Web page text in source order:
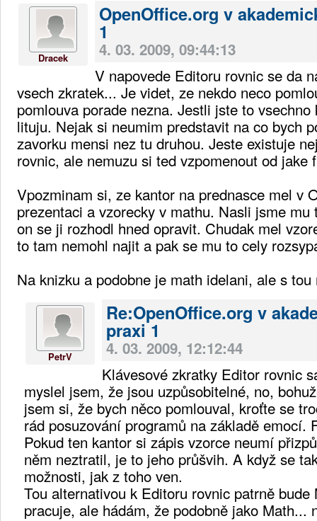
Dracek
OpenOffice.org v
1
4. 03. 2009, 09:44:13
V napovede Editoru rovnic se da
vsech zkratek... Je videt, ze nekdo neco
pomlouva porade nezna. Jestli jste to
lituju. Nejak si neumim predstavit na co bych
zavorku mensi nez tu druhou. Jeste existuje
rovnic, ale nemuzu si ted vzpomenout od jake
Vpozminam si, ze kantor na prednasce mel v
prezentaci a vzorecky v mathu. Nasli jsme
on se ji rozhodl hned opravit. Chudak mel
to tam nemohl najit a pak se mu to cely
Na knizku a podobne je math idelani, ale s
PetrV
Re:OpenOffice.org v
praxi 1
4. 03. 2009, 12:12:44
Klávesové zkratky Editor rovnic
myslel jsem, že jsou uzpůsobitelné, no,
jsem si, že bych něco pomlouval, kroťte se
rád posuzování programů na základě emocí.
Pokud ten kantor si zápis vzorce neumí
něm neztratil, je to jeho průšvih. A když se
možnosti, jak z toho ven.
Tou alternativou k Editoru rovnic patrně
pracuje, ale hádám, že podobně jako Math...